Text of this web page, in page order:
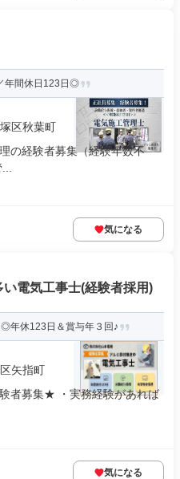
年間休日123日◎
区秋葉町
の経験者募集（経験年数不
気になる
電気工事士(経験者採用)
年休123日＆賞与年３回♪
矢指町
者募集★ ・実務経験があれば
気になる